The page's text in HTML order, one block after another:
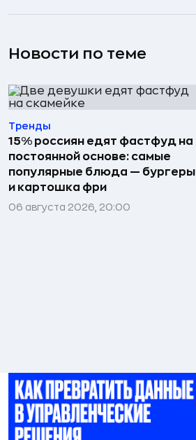
Новости по теме
Тренды
15% россиян едят фастфуд на
постоянной основе: самые
популярные блюда — бургеры
и картошка фри
06 августа 2026, 20:00